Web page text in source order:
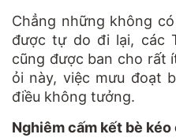
Chẳng những không
được tự do đi lại, các
cũng được ban cho rất
ỏi này, việc mưu đoạt
điều không tưởng.
Nghiêm cấm kết bè kéo